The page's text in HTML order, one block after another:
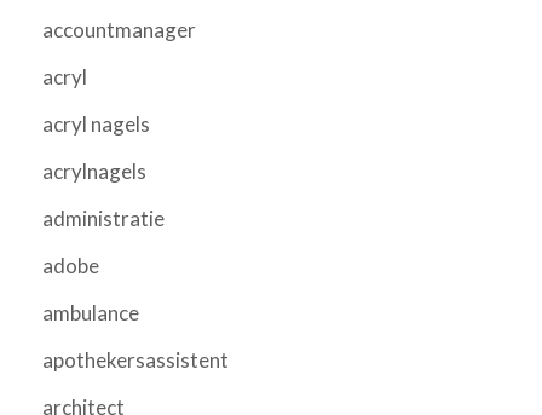
accountmanager
acryl
acryl nagels
acrylnagels
administratie
adobe
ambulance
apothekersassistent
architect